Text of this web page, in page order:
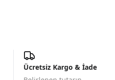
Ücretsiz Kargo & İade